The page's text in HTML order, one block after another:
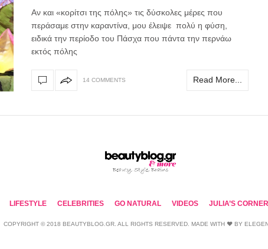
Αν και «κορίτσι της πόλης» τις δύσκολες μέρες που
περάσαμε στην καραντίνα, μου έλειψε πολύ η φύση,
ειδικά την περίοδο του Πάσχα που πάντα την περνάω
εκτός πόλης
14 COMMENTS Read More...
LIFESTYLE CELEBRITIES GO NATURAL VIDEOS JULIA’S CORNER
COPYRIGHT © 2018 BEAUTYBLOG.GR. ALL RIGHTS RESERVED. MADE WITH ❤ BY